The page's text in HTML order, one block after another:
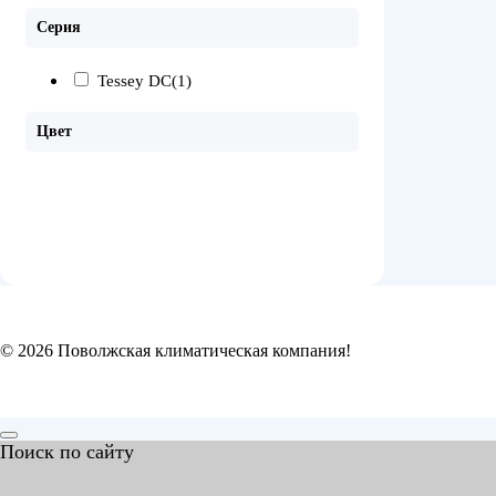
Серия
Tessey DC(1)
Цвет
© 2026 Поволжская климатическая компания!
Поиск по сайту